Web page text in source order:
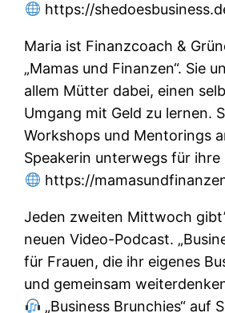
https://
Maria ist Finanzcoach &
„Mamas und Finanzen“. Sie
allem Mütter dabei, einen
Umgang mit Geld zu lernen.
Workshops und Mentorings
Speakerin unterwegs für ihre
https://
Jeden zweiten Mittwoch
neuen Video-Podcast.
für Frauen, die ihr eigenes
und gemeinsam
„Business Brunchies“ auf